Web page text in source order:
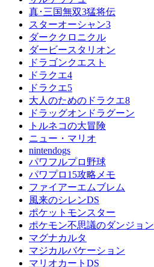
真･三国無双3猛将伝
スターオーシャン3
ダーククロニクル
ダービースタリオン
ドラゴンクエスト
ドラクエ4
ドラクエ5
大人のためのドラクエ8
ドラッグオンドラグーン
トルネコの大冒険
ニュー・マリオ
nintendogs
パワフルプロ野球
パワプロ15攻略メモ
ファイアーエムブレム
風来のシレンDS
ポケットモンスター
ポケモン不思議のダンジョン
マグナカルタ
マジカルバケーション
マリオカートDS